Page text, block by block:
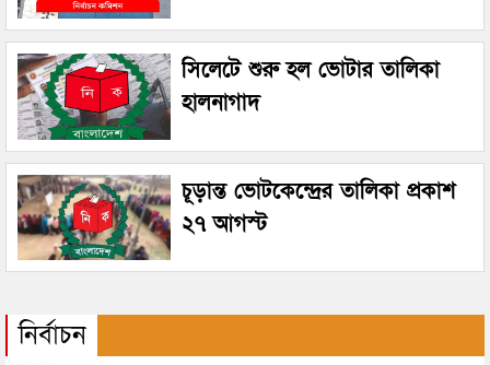
সিলেটে শুরু হল ভোটার তালিকা
হালনাগাদ
চূড়ান্ত ভোটকেন্দ্রের তালিকা প্রকাশ
২৭ আগস্ট
নির্বাচন